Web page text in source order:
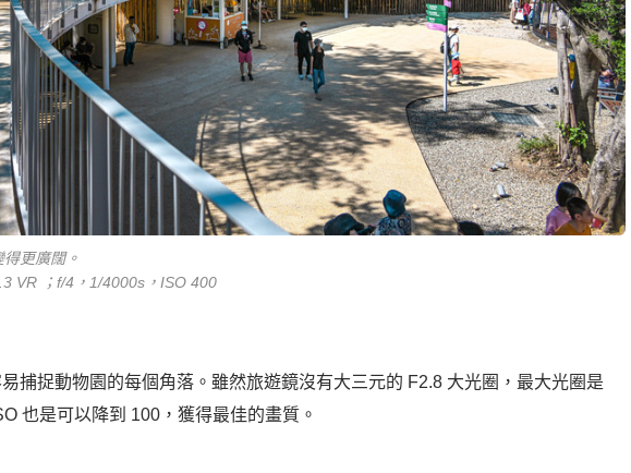
更廣闊。
VR ；f/4，1/4000s，ISO 400
捕捉動物園的每個角落。雖然旅遊鏡沒有大三元的 F2.8 大光圈，最大光圈是
也是可以降到 100，獲得最佳的畫質。